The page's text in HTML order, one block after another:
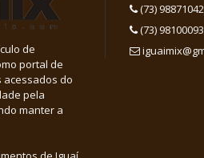
de
portal de
acessados do
pela
manter a
(73)
(73)